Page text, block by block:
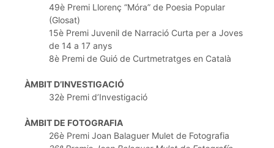
49è Premi Llorenç “Móra” de Poesia Popular
(Glosat)
15è Premi Juvenil de Narració Curta per a Joves
de 14 a 17 anys
8è Premi de Guió de Curtmetratges en Català
ÀMBIT D’INVESTIGACIÓ
32è Premi d’Investigació
ÀMBIT DE FOTOGRAFIA
26è Premi Joan Balaguer Mulet de Fotografia